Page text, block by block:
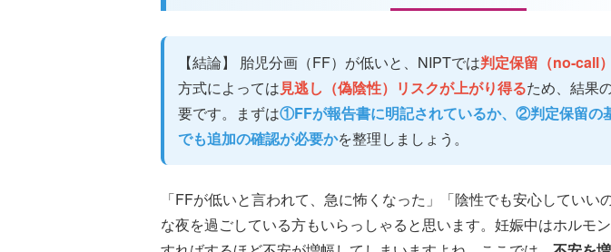
【結論】 胎児分画（FF）が低いと、NIPTでは判定保留（no-call）
方式によっては見逃し（偽陰性）リスクが上がり得るため、結果
要です。まずは①FFが報告書に明記されているか、②判定保留の
でも追加の確認が必要かを整理しましょう。
「FFが低いと言われて、急に怖くなった」「陰性でも安心していい
な夜を過ごしている方もいらっしゃると思います。妊娠中はホルモ